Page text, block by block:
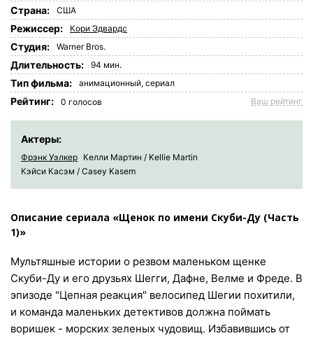
Страна: США
Режиссер: Кори Эдвардс
Студия: Warner Bros.
Длительность: 94 мин.
Tип фильма: анимационный, сериал
Рейтинг: 0 голосов Ваш рейтинг
Актеры:
Фрэнк Уэлкер Келли Мартин / Kellie Martin
Кэйси Касэм / Casey Kasem
Описание сериала «Щенок по имени Скуби-Ду (Часть
1)»
Мультяшные истории о резвом маленьком щенке
Скуби-Ду и его друзьях Шегги, Дафне, Велме и Фреде. В
эпизоде "Цепная реакция" велосипед Шегии похитили,
и команда маленьких детективов должна поймать
воришек - морских зеленых чудовищ. Избавившись от